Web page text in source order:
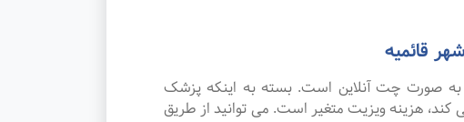
قائمیه
صورت چت آنلاین است. بسته به اینکه پزشک
هزینه ویزیت متغیر است. می توانید از طریق